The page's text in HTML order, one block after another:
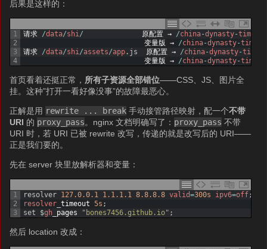
后果是这样的：
1
2
3
4
请求 /data/shi / 原配置 → /china-dynasty-
变量版 → /china-dynasty-
请求 /data/shi /assets/app. js 原配置 → /china-dynasty-
变量版 → /china-dynasty-
首页看着还挺正常， 所有子资源全部错位——CSS、JS、图片全
挂。这种”打开一看好像没事”的故障最恶心。
正解是用 rewrite ... break 手动接管路径映射，配一个不带
URI 的 proxy_pass。nginx 文档明确写了： proxy_pass 不带
URI 时，若 URI 已被 rewrite 改写，传递的就是改写后的 URI——
正是我们要的。
先在 server 块里放解析器和变量：
1
2
3
resolver 127.0.0.1 1.1.1.1 8.8.8.8 valid=300s ipv6=off;
resolver _timeout 5s ;
set
$gh pages "bones7456.github.io" ;
然后 location 改成：